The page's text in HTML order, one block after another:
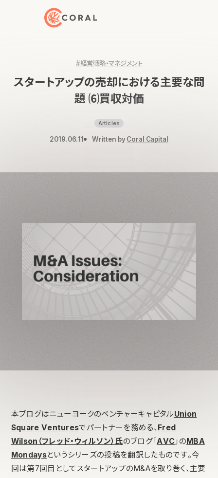
トップページへ戻る
#経営戦略・マネジメント
スタートアップの売却における主要な問
題 ⑹買収対価
Articles
2019.06.11 Written byCoral Capital
本ブログはニューヨークのベンチャーキャピタルUnion
Square Venturesでパートナーを務める、 Fred
Wilson（フレッド・ウィルソン）氏のブログ「AVC 」のMBA
Mondaysというシリーズの投稿を翻訳したものです。今
回は第7回目としてスタートアップのM&Aを取り巻く、主要